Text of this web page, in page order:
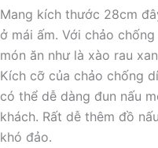
Mang kích thước 28cm
ở mái ấm. Với chảo
món ăn như là xào rau
Kích cỡ của chảo chống
có thể dễ dàng đun nấu
khách. Rất dễ thêm đồ
khó đảo.